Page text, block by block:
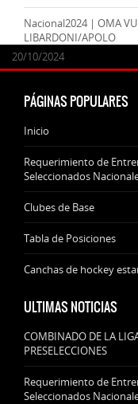
24/09/2025
07/11/2024
20/10/2024
Nacional2024 | OMA
LIBARDONI/APOLO
20/10/2024
PÁGINAS POPULARES
Inicio
Requerimiento de
Seleccionados
Clubes de Base
Tabla de Posiciones
Canchas de hockey
ULTIMAS NOTICIAS
COMBINADO DE LA
PRESELECCIONES
Requerimiento de
Seleccionados